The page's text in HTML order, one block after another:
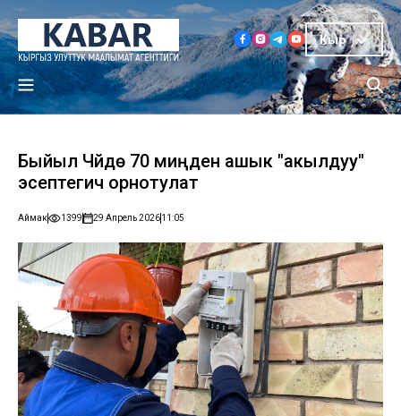
Кыр
Быйыл Чүйдө 70 миңден ашык "акылдуу"
эсептегич орнотулат
Аймак 1399 29 Апрель 202611:05